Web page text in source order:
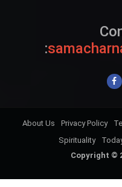
:
Copyright ©
About Us Privacy Policy
Spirituality